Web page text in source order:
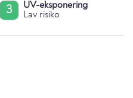
3
UV-eksponering
Lav risiko